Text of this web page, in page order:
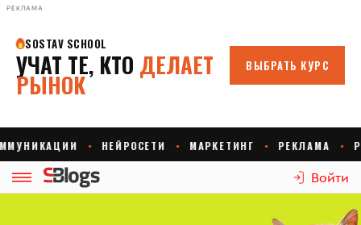
РЕКЛАМА
Войти